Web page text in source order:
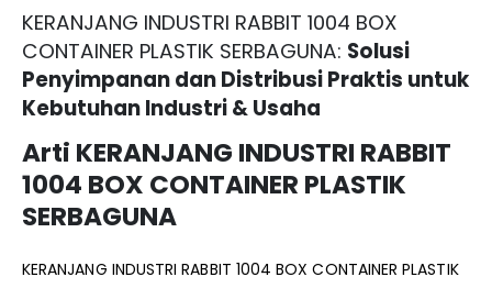
KERANJANG INDUSTRI RABBIT 1004 BOX
CONTAINER PLASTIK SERBAGUNA: Solusi
Penyimpanan dan Distribusi Praktis untuk
Kebutuhan Industri & Usaha
Arti KERANJANG INDUSTRI RABBIT
1004 BOX CONTAINER PLASTIK
SERBAGUNA
KERANJANG INDUSTRI RABBIT 1004 BOX CONTAINER PLASTIK